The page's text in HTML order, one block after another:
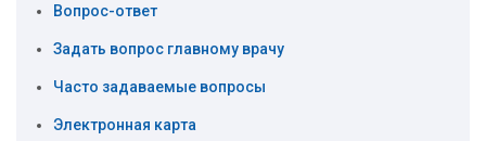
Вопрос-ответ
Задать вопрос главному врачу
Часто задаваемые вопросы
Электронная карта